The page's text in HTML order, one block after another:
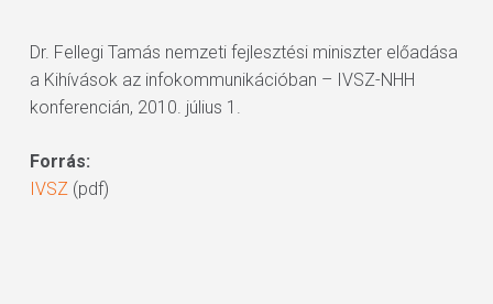
Dr. Fellegi Tamás nemzeti fejlesztési miniszter előadása
a Kihívások az infokommunikációban – IVSZ-NHH
konferencián, 2010. július 1.
Forrás:
IVSZ(pdf)